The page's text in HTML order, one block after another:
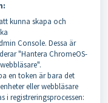
kunna skapa och
Console. Dessa är
"Hantera ChromeOS-
en token är bara det
eller webbläsare
i registreringsprocessen: